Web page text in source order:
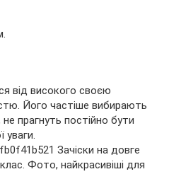
від високого своєю
Його частіше вибирають
не прагнуть постійно бути
уваги.